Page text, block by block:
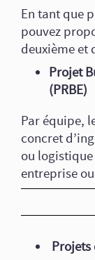
En tant que
pouvez
deuxième et
Projet
(PRBE)
Par équipe,
concret
ou
entreprise
Projets